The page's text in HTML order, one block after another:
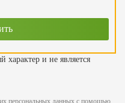
и не является
персональных данных с помощью